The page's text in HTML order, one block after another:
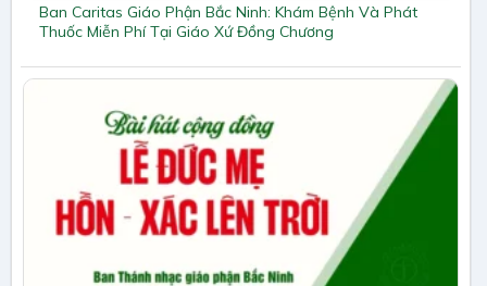
Ban Caritas Giáo Phận Bắc Ninh: Khám Bệnh Và Phát
Thuốc Miễn Phí Tại Giáo Xứ Đồng Chương